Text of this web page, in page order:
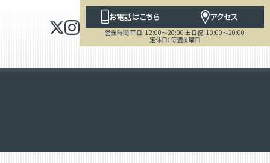
お電話はこちら アクセス
営業時間 平日：12:00～20:00 土日祝：10:00～20:00
定休日：毎週金曜日